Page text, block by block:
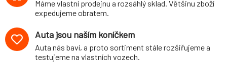
Máme vlastní prodejnu a rozsáhlý sklad. Většinu zboží
expedujeme obratem.
Auta jsou naším koníčkem
Auta nás baví, a proto sortiment stále rozšiřujeme a
testujeme na vlastních vozech.